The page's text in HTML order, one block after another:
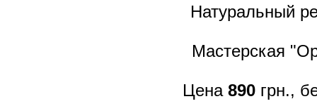
Натуральный
Мастерская
Цена 890грн.,